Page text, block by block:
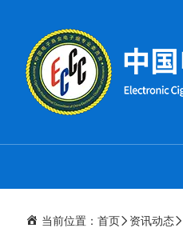
当前位置： 首页 资讯动态